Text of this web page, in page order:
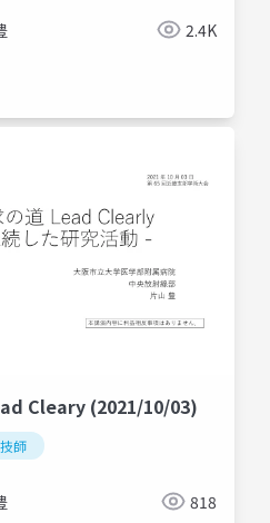
2.4K
Cleary (2021/10/03)
師
818